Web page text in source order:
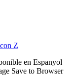
Z
en Espanyol
Save to Browser